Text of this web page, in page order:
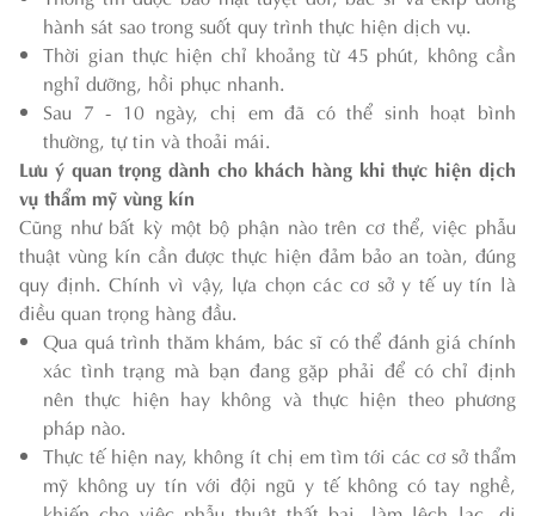
hành sát sao trong suốt quy trình thực hiện dịch vụ.
Thời gian thực hiện chỉ khoảng từ 45 phút, không cần
nghỉ dưỡng, hồi phục nhanh.
Sau 7 - 10 ngày, chị em đã có thể sinh hoạt bình
thường, tự tin và thoải mái.
Lưu ý quan trọng dành cho khách hàng khi thực hiện dịch
vụ thẩm mỹ vùng kín
Cũng như bất kỳ một bộ phận nào trên cơ thể, việc phẫu
thuật vùng kín cần được thực hiện đảm bảo an toàn, đúng
quy định. Chính vì vậy, lựa chọn các cơ sở y tế uy tín là
điều quan trọng hàng đầu.
Qua quá trình thăm khám, bác sĩ có thể đánh giá chính
xác tình trạng mà bạn đang gặp phải để có chỉ định
nên thực hiện hay không và thực hiện theo phương
pháp nào.
Thực tế hiện nay, không ít chị em tìm tới các cơ sở thẩm
mỹ không uy tín với đội ngũ y tế không có tay nghề,